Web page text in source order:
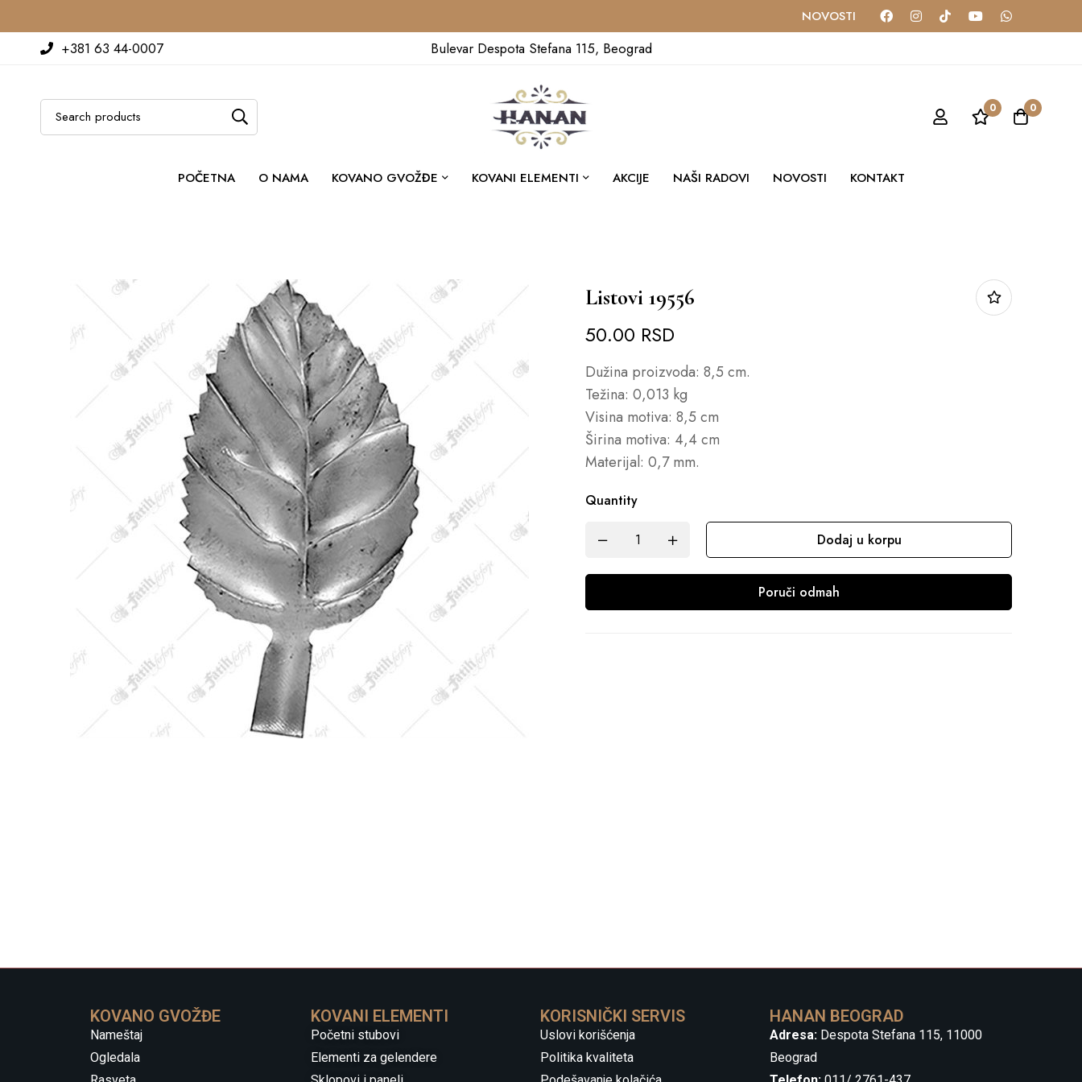
NOVOSTI
+381 63 44-0007 Bulevar Despota Stefana 115, Beograd
0 0
POČETNA O NAMA KOVANO GVOŽĐE KOVANI ELEMENTI AKCIJE NAŠI RADOVI NOVOSTI KONTAKT
Listovi 19556
50.00 RSD
Dužina proizvoda: 8,5 cm.
Težina: 0,013 kg
Visina motiva: 8,5 cm
Širina motiva: 4,4 cm
Materijal: 0,7 mm.
Quantity
Dodaj u korpu
Poruči odmah
KOVANO GVOŽĐE
Nameštaj
Ogledala
KOVANI ELEMENTI
Početni stubovi
Elementi za gelendere
KORISNIČKI SERVIS
Uslovi korišćenja
Politika kvaliteta
HANAN BEOGRAD
Adresa:Despota Stefana 115, 11000
Beograd